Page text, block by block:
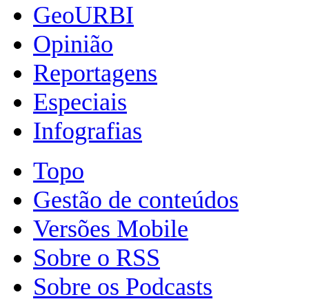
GeoURBI
Opinião
Reportagens
Especiais
Infografias
Topo
Gestão de conteúdos
Versões Mobile
Sobre o RSS
Sobre os Podcasts